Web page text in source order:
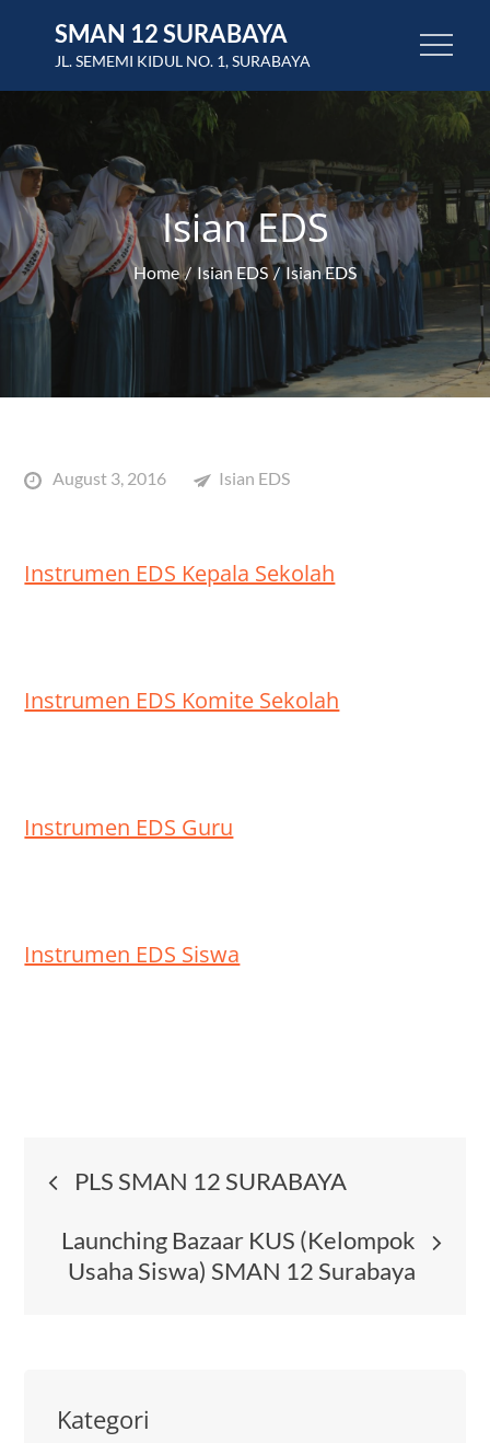
SMAN 12 SURABAYA
JL. SEMEMI KIDUL NO. 1, SURABAYA
Isian EDS
Home Isian EDS Isian EDS
PostedAugust 3, 2016 Isian EDS
Instrumen EDS Kepala Sekolah
Instrumen EDS Komite Sekolah
Instrumen EDS Guru
Instrumen EDS Siswa
Post
navigation
PLS SMAN 12 SURABAYA
Launching Bazaar KUS (Kelompok
Usaha Siswa) SMAN 12 Surabaya
Kategori